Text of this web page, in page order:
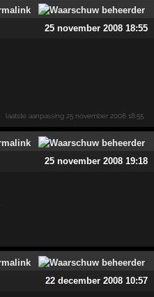
25 november 2008 18:55
laatste aanpassing 25 november 2008 18:55
25 november 2008 19:18
22 december 2008 10:57